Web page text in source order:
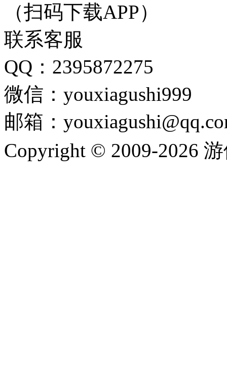
（扫码下载APP）
联系客服
QQ：2395872275
微信：youxiagushi999
邮箱：
Copyright © 2009-2026